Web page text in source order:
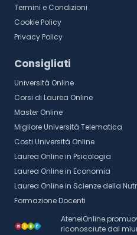
Termini e Condizioni
Cookie Policy
Privacy Policy
Consigliati
Università Online
Corsi di Laurea Online
Master Online
Migliore Università Telematica
Costi Università Online
Laurea Online in Psicologia
Laurea Online in Economia
Laurea Online in Scienze della
Formazione Docenti
AteneiOnline
riconosciute dal